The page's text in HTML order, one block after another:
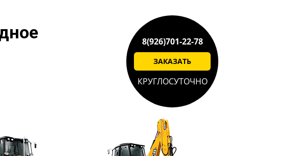
8(926)701-22-78
ЗАКАЗАТЬ
КРУГЛОСУТОЧНО